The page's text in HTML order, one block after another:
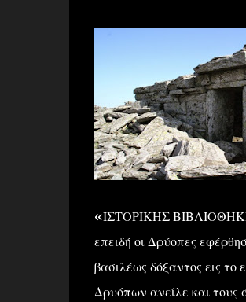
«ΙΣΤΟΡΙΚΗΣ
επειδή οι Δρύοπες
βασιλέως δόξαντος εις
Δρυόπων ανείλε και τους